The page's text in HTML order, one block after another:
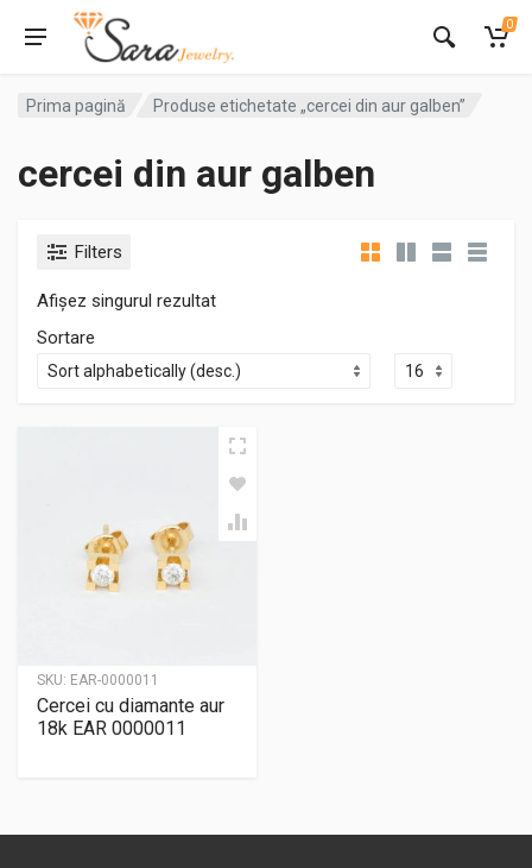
0
Prima pagină Produse etichetate „cercei din aur galben”
cercei din aur galben
Filters
Afișez singurul rezultat
Sortare
SKU: EAR-0000011
Cercei cu diamante aur
18k EAR 0000011